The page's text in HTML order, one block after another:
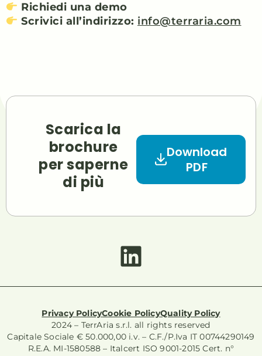
Richiedi una demo
Scrivici all’indirizzo: info@terraria.com
Scarica la
brochure
per saperne
di più
Download
PDF
Privacy PolicyCookie PolicyQuality Policy
2024 – TerrAria s.r.l. all rights reserved
Capitale Sociale € 50.000,00 i.v. – C.F./P.Iva IT 00744290149
R.E.A. MI-1580588 – Italcert ISO 9001-2015 Cert. n°